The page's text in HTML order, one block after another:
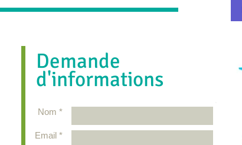
Demande
d'informations
Nom *
Email *